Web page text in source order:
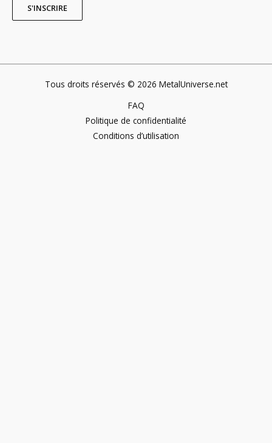
Tous droits réservés © 2026 MetalUniverse.net
FAQ
Politique de confidentialité
Conditions d’utilisation